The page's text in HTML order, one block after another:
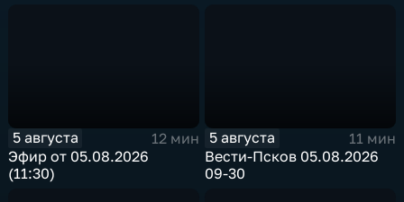
5 августа
12 мин
Эфир от 05.08.2026
(11:30)
5 августа
11 мин
Вести-Псков 05.08.2026
09-30